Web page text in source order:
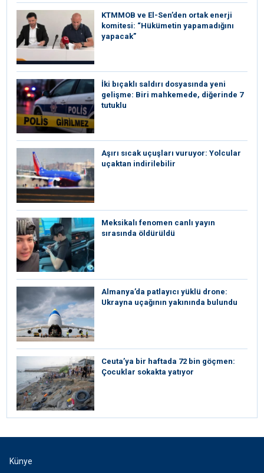
KTMMOB ve El-Sen’den ortak enerji
komitesi: “Hükümetin yapamadığını
yapacak”
İki bıçaklı saldırı dosyasında yeni
gelişme: Biri mahkemede, diğerinde 7
tutuklu
Aşırı sıcak uçuşları vuruyor: Yolcular
uçaktan indirilebilir
Meksikalı fenomen canlı yayın
sırasında öldürüldü
Almanya’da patlayıcı yüklü drone:
Ukrayna uçağının yakınında bulundu
Ceuta’ya bir haftada 72 bin göçmen:
Çocuklar sokakta yatıyor
Künye